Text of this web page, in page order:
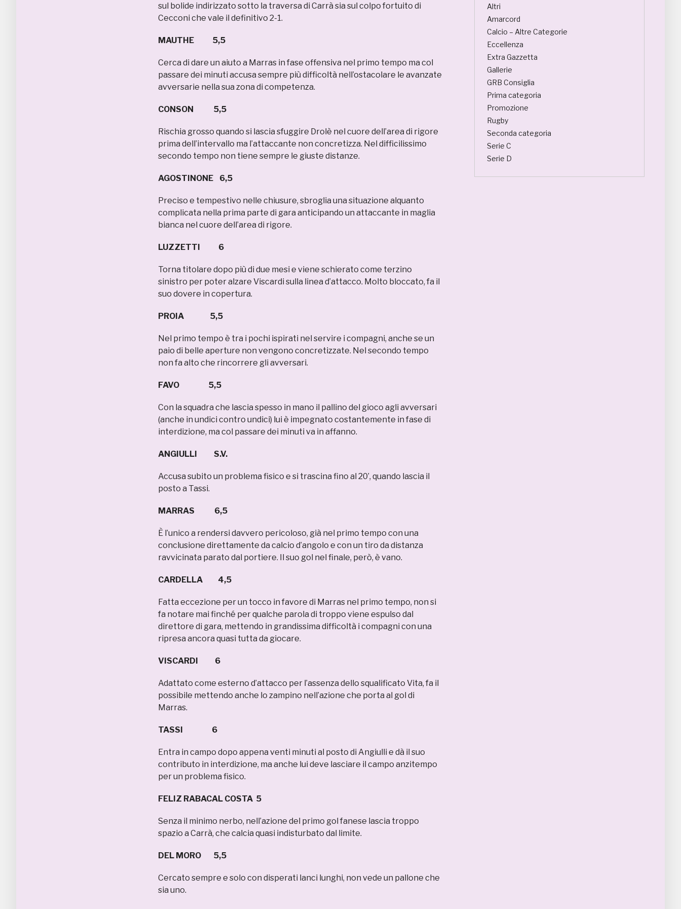
sul bolide indirizzato sotto la traversa di Carrà sia sul colpo fortuito di
Cecconi che vale il definitivo 2-1.
MAUTHE 5,5
Cerca di dare un aiuto a Marras in fase offensiva nel primo tempo ma col
passare dei minuti accusa sempre più difficoltà nell’ostacolare le avanzate
avversarie nella sua zona di competenza.
CONSON 5,5
Rischia grosso quando si lascia sfuggire Drolè nel cuore dell’area di rigore
prima dell’intervallo ma l’attaccante non concretizza. Nel difficilissimo
secondo tempo non tiene sempre le giuste distanze.
AGOSTINONE 6,5
Preciso e tempestivo nelle chiusure, sbroglia una situazione alquanto
complicata nella prima parte di gara anticipando un attaccante in maglia
bianca nel cuore dell’area di rigore.
LUZZETTI 6
Torna titolare dopo più di due mesi e viene schierato come terzino
sinistro per poter alzare Viscardi sulla linea d’attacco. Molto bloccato, fa il
suo dovere in copertura.
PROIA 5,5
Nel primo tempo è tra i pochi ispirati nel servire i compagni, anche se un
paio di belle aperture non vengono concretizzate. Nel secondo tempo
non fa alto che rincorrere gli avversari.
FAVO 5,5
Con la squadra che lascia spesso in mano il pallino del gioco agli avversari
(anche in undici contro undici) lui è impegnato costantemente in fase di
interdizione, ma col passare dei minuti va in affanno.
ANGIULLI S.V.
Accusa subito un problema fisico e si trascina fino al 20’, quando lascia il
posto a Tassi.
MARRAS 6,5
È l’unico a rendersi davvero pericoloso, già nel primo tempo con una
conclusione direttamente da calcio d’angolo e con un tiro da distanza
ravvicinata parato dal portiere. Il suo gol nel finale, però, è vano.
CARDELLA 4,5
Fatta eccezione per un tocco in favore di Marras nel primo tempo, non si
fa notare mai finché per qualche parola di troppo viene espulso dal
direttore di gara, mettendo in grandissima difficoltà i compagni con una
ripresa ancora quasi tutta da giocare.
VISCARDI 6
Adattato come esterno d’attacco per l’assenza dello squalificato Vita, fa il
possibile mettendo anche lo zampino nell’azione che porta al gol di
Marras.
TASSI 6
Entra in campo dopo appena venti minuti al posto di Angiulli e dà il suo
contributo in interdizione, ma anche lui deve lasciare il campo anzitempo
per un problema fisico.
FELIZ RABACAL COSTA 5
Senza il minimo nerbo, nell’azione del primo gol fanese lascia troppo
spazio a Carrà, che calcia quasi indisturbato dal limite.
DEL MORO 5,5
Cercato sempre e solo con disperati lanci lunghi, non vede un pallone che
sia uno.
Altri
Amarcord
Calcio – Altre Categorie
Eccellenza
Extra Gazzetta
Gallerie
GRB Consiglia
Prima categoria
Promozione
Rugby
Seconda categoria
Serie C
Serie D